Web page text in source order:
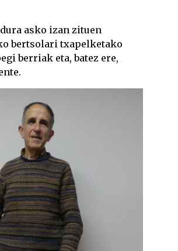
asko izan zituen
bertsolari txapelketako
berriak eta, batez ere,